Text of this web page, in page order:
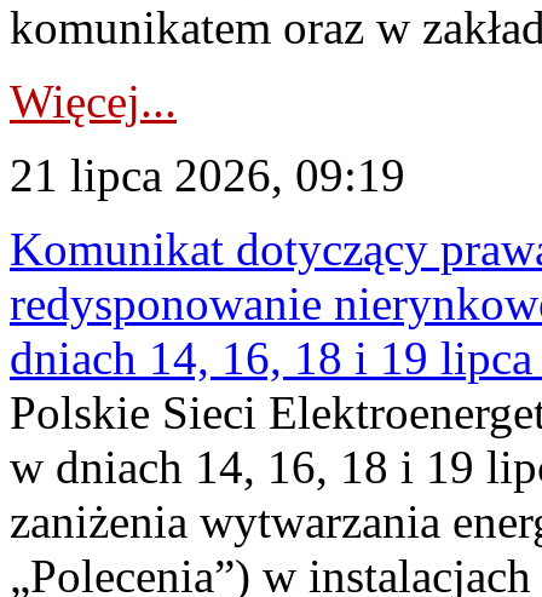
komunikatem oraz w
Więcej...
21 lipca 2026, 09:19
Komunikat dotyczący
redysponowanie
dniach 14, 16, 18 i 19
Polskie Sieci
w dniach 14, 16, 18 i 19
zaniżenia wytwarzania
„Polecenia”) w